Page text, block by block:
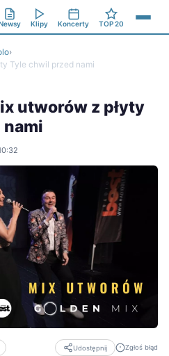
Klipy Koncerty TOP 20
›
Tyle chwil przed nami
utworów z płyty
Udostępnij Zgłoś błąd